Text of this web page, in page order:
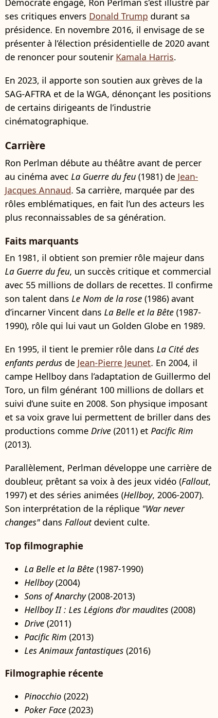
Démocrate engagé, Ron Perlman s’est illustré par
ses critiques envers Donald Trump durant sa
présidence. En novembre 2016, il envisage de se
présenter à l’élection présidentielle de 2020 avant
de renoncer pour soutenir Kamala Harris.
En 2023, il apporte son soutien aux grèves de la
SAG-AFTRA et de la WGA, dénonçant les positions
de certains dirigeants de l’industrie
cinématographique.
Carrière
Ron Perlman débute au théâtre avant de percer
au cinéma avec La Guerre du feu (1981) de Jean-
Jacques Annaud. Sa carrière, marquée par des
rôles emblématiques, en fait l’un des acteurs les
plus reconnaissables de sa génération.
Faits marquants
En 1981, il obtient son premier rôle majeur dans
La Guerre du feu, un succès critique et commercial
avec 55 millions de dollars de recettes. Il confirme
son talent dans Le Nom de la rose (1986) avant
d’incarner Vincent dans La Belle et la Bête (1987-
1990), rôle qui lui vaut un Golden Globe en 1989.
En 1995, il tient le premier rôle dans La Cité des
enfants perdus de Jean-Pierre Jeunet. En 2004, il
campe Hellboy dans l’adaptation de Guillermo del
Toro, un film générant 100 millions de dollars et
suivi d’une suite en 2008. Son physique imposant
et sa voix grave lui permettent de briller dans des
productions comme Drive (2011) et Pacific Rim
(2013).
Parallèlement, Perlman développe une carrière de
doubleur, prêtant sa voix à des jeux vidéo (Fallout,
1997) et des séries animées (Hellboy, 2006-2007).
Son interprétation de la réplique "War never
changes"dans Falloutdevient culte.
Top filmographie
La Belle et la Bête (1987-1990)
Hellboy(2004)
Sons of Anarchy(2008-2013)
Hellboy II : Les Légions d’or maudites (2008)
Drive (2011)
Pacific Rim (2013)
Les Animaux fantastiques (2016)
Filmographie récente
Pinocchio (2022)
Poker Face (2023)